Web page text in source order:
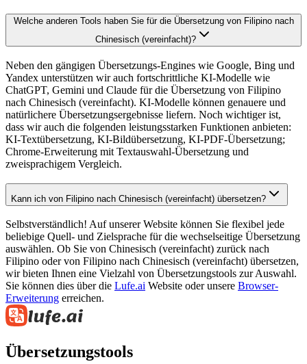
Welche anderen Tools haben Sie für die Übersetzung von Filipino nach
Chinesisch (vereinfacht)?
Neben den gängigen Übersetzungs-Engines wie Google, Bing und
Yandex unterstützen wir auch fortschrittliche KI-Modelle wie
ChatGPT, Gemini und Claude für die Übersetzung von Filipino
nach Chinesisch (vereinfacht). KI-Modelle können genauere und
natürlichere Übersetzungsergebnisse liefern. Noch wichtiger ist,
dass wir auch die folgenden leistungsstarken Funktionen anbieten:
KI-Textübersetzung, KI-Bildübersetzung, KI-PDF-Übersetzung;
Chrome-Erweiterung mit Textauswahl-Übersetzung und
zweisprachigem Vergleich.
Kann ich von Filipino nach Chinesisch (vereinfacht) übersetzen?
Selbstverständlich! Auf unserer Website können Sie flexibel jede
beliebige Quell- und Zielsprache für die wechselseitige Übersetzung
auswählen. Ob Sie von Chinesisch (vereinfacht) zurück nach
Filipino oder von Filipino nach Chinesisch (vereinfacht) übersetzen,
wir bieten Ihnen eine Vielzahl von Übersetzungstools zur Auswahl.
Sie können dies über die Lufe.ai Website oder unsere Browser-
Erweiterung erreichen.
Übersetzungstools